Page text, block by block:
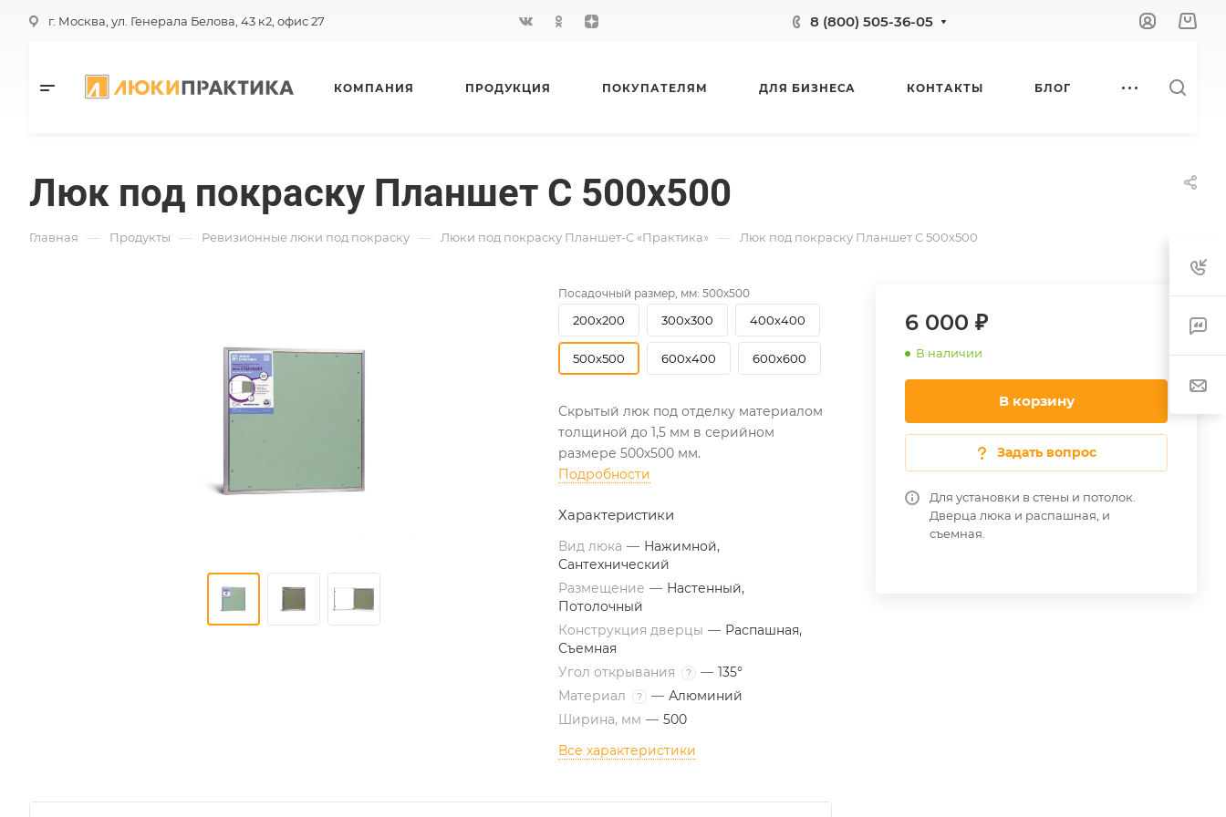
г. Москва, ул. Генерала Белова, 43 к2, офис 27 8 (800) 505-36-05
КОМПАНИЯ ПРОДУКЦИЯ ПОКУПАТЕЛЯМ ДЛЯ БИЗНЕСА КОНТАКТЫ БЛОГ
Люк под покраску Планшет С 500х500
Главная — Продукты — Ревизионные люки под покраску — Люки под покраску Планшет-С «Практика» — Люк под покраску Планшет С 500х500
6 000 ₽
В наличии
В корзину
Задать вопрос
Для установки в стены и потолок.
Дверца люка и распашная, и
съемная.
Посадочный размер, мм: 500х500
200х200 300х300 400х400
500х500 600х400 600х600
Скрытый люк под отделку материалом
толщиной до 1,5 мм в серийном
размере 500х500 мм.
Подробности
Характеристики
Вид люка — Нажимной,
Сантехнический
Размещение — Настенный,
Потолочный
Конструкция дверцы — Распашная,
Съемная
Угол открывания
? — 135°
Материал
? — Алюминий
Ширина, мм — 500
Все характеристики